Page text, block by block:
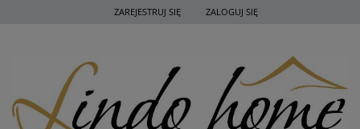
ZAREJESTRUJ SIĘ ZALOGUJ SIĘ